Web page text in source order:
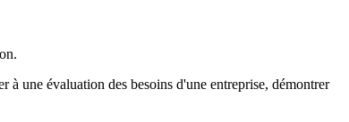
à une évaluation des besoins d'une entreprise, démontrer